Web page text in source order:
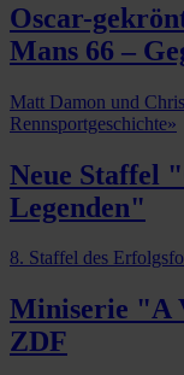
Oscar-
Mans 66 –
Matt Damon und
Rennsportgeschichte»
Neue Staffel
Legenden"
8. Staffel des
Miniserie "A
ZDF